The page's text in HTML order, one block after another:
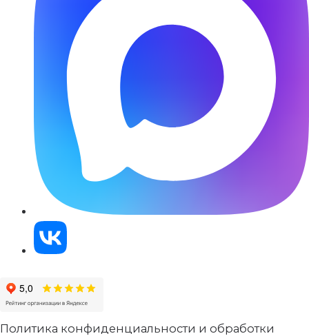
Политика конфиденциальности и обработки